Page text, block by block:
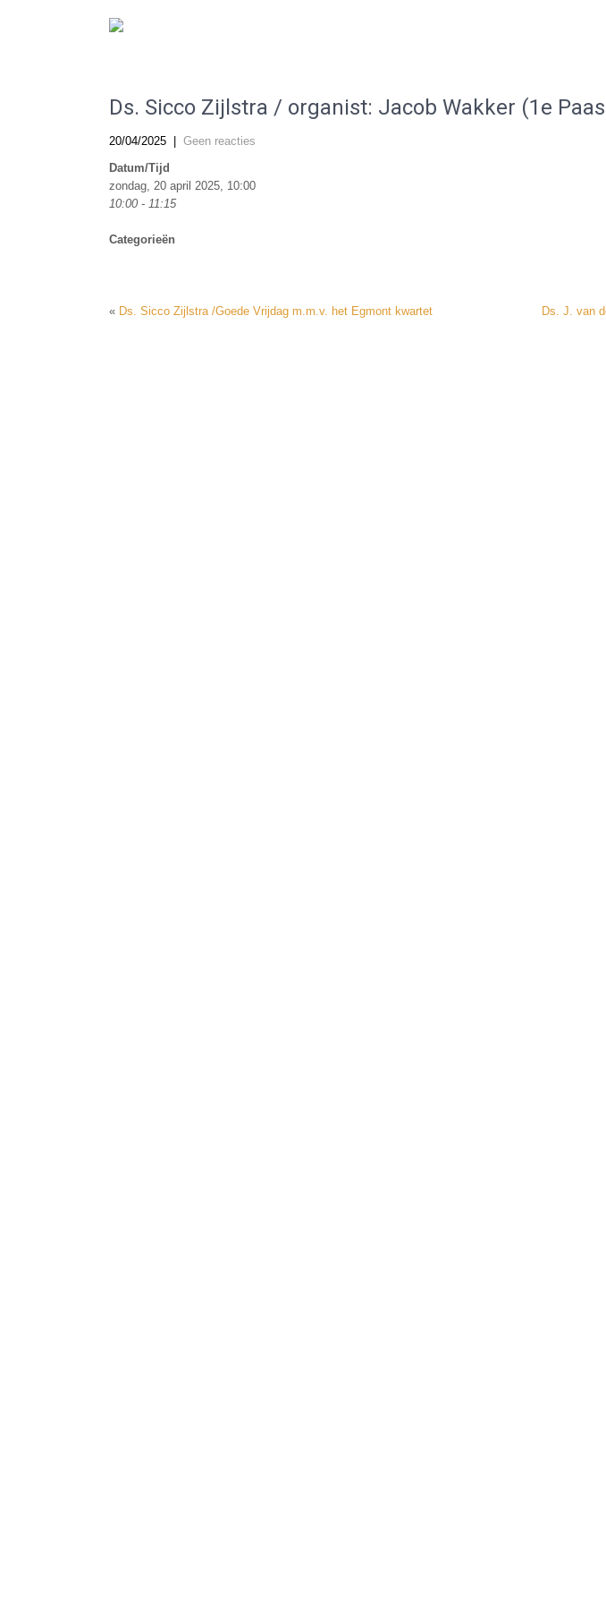
Ds. Sicco Zijlstra / organist: Jacob Wakker (1e
20/04/2025
Geen reacties
Datum/Tijd
zondag, 20 april 2025, 10:00
10:00 - 11:15
Categorieën
« Ds. Sicco Zijlstra /Goede Vrijdag m.m.v. het Egmont kwartet Ds. J. van